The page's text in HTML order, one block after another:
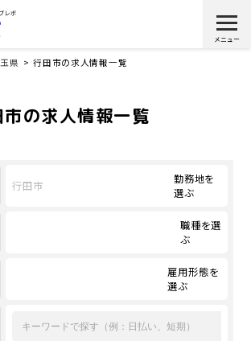
県 行田市の求人情報一覧
の求人情報一覧
行田市
勤務地を
選ぶ
職種を選
ぶ
雇用形態を
選ぶ